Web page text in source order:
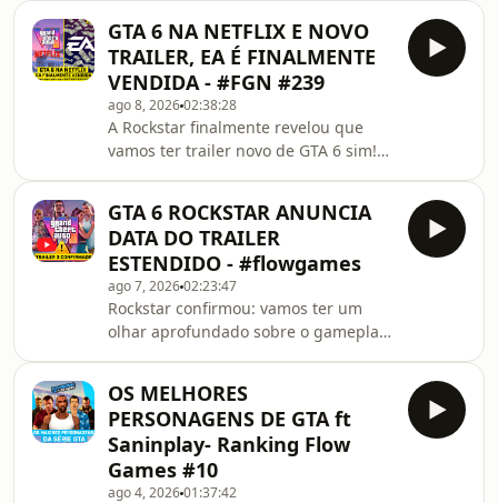
GTA 6 NA NETFLIX E NOVO
TRAILER, EA É FINALMENTE
VENDIDA - #FGN #239
ago 8, 202602:38:28
A Rockstar finalmente revelou que
vamos ter trailer novo de GTA 6 sim!
apresentar será exclusivo da Netflix…
por seis horas. Será que vamos ver
algo realmente grandioso para o
maior produto de entretenimento do
planeta? Agora é esperar. Mas tem
outra espera que acabou: a aquisição
da EA por 55 bilhões de dólares, o
que vai transformar a
GTA 6 ROCKSTAR ANUNCIA
DATA DO TRAILER
ESTENDIDO - #flowgames
ago 7, 202602:23:47
Rockstar confirmou: vamos ter um
olhar aprofundado sobre o gameplay
2026. O que sabemos até agora?Vem
conferir essa resenha hoje que tá
imperdível! ⚡
OS MELHORES
PERSONAGENS DE GTA ft
Saninplay- Ranking Flow
Games #10
ago 4, 202601:37:42